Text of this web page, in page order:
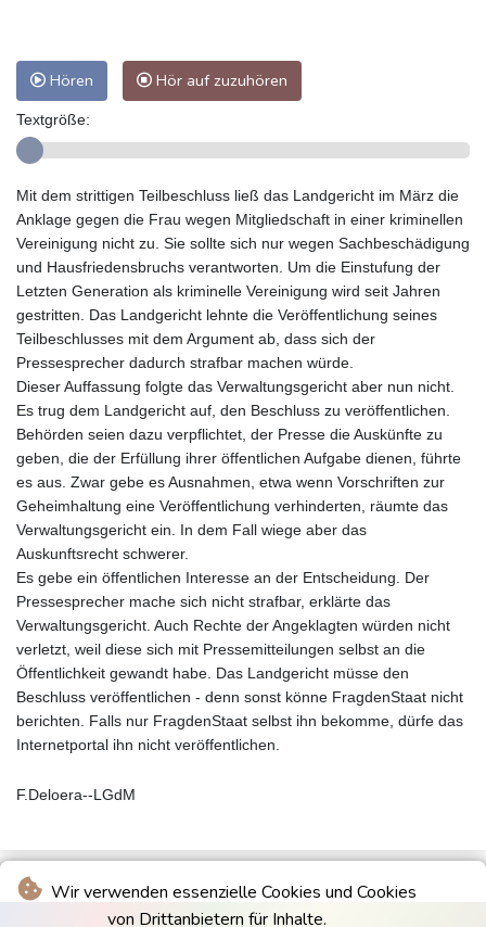
Wir verwenden essenzielle Cookies und Cookies
von Drittanbietern für Inhalte.
Hören Hör auf zuzuhören
Textgröße:
Mit dem strittigen Teilbeschluss ließ das Landgericht im März die
Anklage gegen die Frau wegen Mitgliedschaft in einer kriminellen
Vereinigung nicht zu. Sie sollte sich nur wegen Sachbeschädigung
und Hausfriedensbruchs verantworten. Um die Einstufung der
Letzten Generation als kriminelle Vereinigung wird seit Jahren
gestritten. Das Landgericht lehnte die Veröffentlichung seines
Teilbeschlusses mit dem Argument ab, dass sich der
Pressesprecher dadurch strafbar machen würde.
Dieser Auffassung folgte das Verwaltungsgericht aber nun nicht.
Es trug dem Landgericht auf, den Beschluss zu veröffentlichen.
Behörden seien dazu verpflichtet, der Presse die Auskünfte zu
geben, die der Erfüllung ihrer öffentlichen Aufgabe dienen, führte
es aus. Zwar gebe es Ausnahmen, etwa wenn Vorschriften zur
Geheimhaltung eine Veröffentlichung verhinderten, räumte das
Verwaltungsgericht ein. In dem Fall wiege aber das
Auskunftsrecht schwerer.
Es gebe ein öffentlichen Interesse an der Entscheidung. Der
Pressesprecher mache sich nicht strafbar, erklärte das
Verwaltungsgericht. Auch Rechte der Angeklagten würden nicht
verletzt, weil diese sich mit Pressemitteilungen selbst an die
Öffentlichkeit gewandt habe. Das Landgericht müsse den
Beschluss veröffentlichen - denn sonst könne FragdenStaat nicht
berichten. Falls nur FragdenStaat selbst ihn bekomme, dürfe das
Internetportal ihn nicht veröffentlichen.
F.Deloera--LGdM